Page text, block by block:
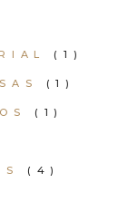
(1)
(1)
(1)
(4)